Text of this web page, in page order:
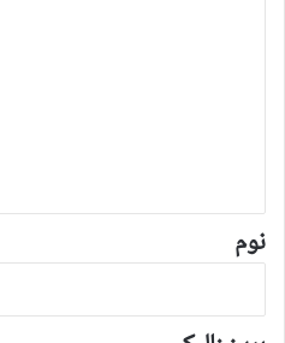
*
نوم